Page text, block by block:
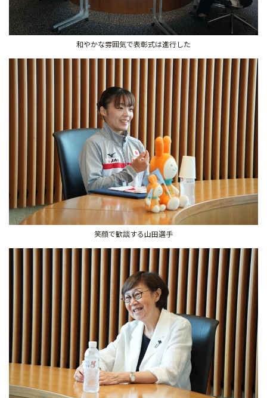
和やかな雰囲気で表彰式は進行した
笑顔で歓談する山田選手